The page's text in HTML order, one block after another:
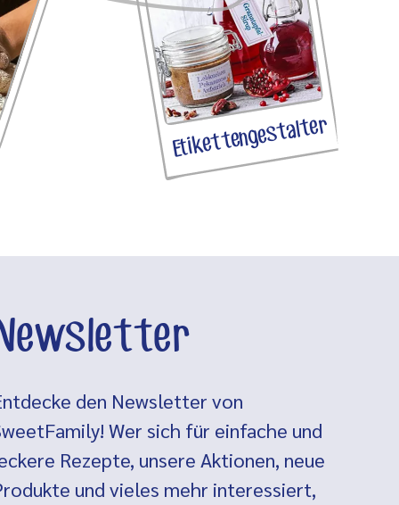
Etikettengestalter
den Newsletter von
Wer sich für einfache und
Rezepte, unsere Aktionen, neue
und vieles mehr interessiert,